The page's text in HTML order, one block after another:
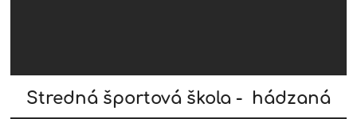
Stredná športová škola - hádzaná